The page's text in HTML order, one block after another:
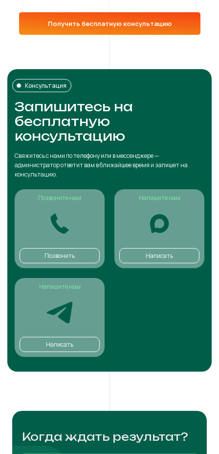
Получить бесплатную консультацию
Консультация
Запишитесь на
бесплатную
консультацию
Свяжитесь с нами по телефону или в мессенджере —
администратор ответит вам в ближайшее время и запишет на
консультацию.
Позвоните нам
Позвонить
Напишите нам
Написать
Напишите нам
Написать
Когда ждать результат?